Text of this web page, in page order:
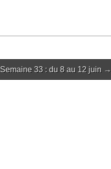
Semaine 33 : du 8 au 12 juin →